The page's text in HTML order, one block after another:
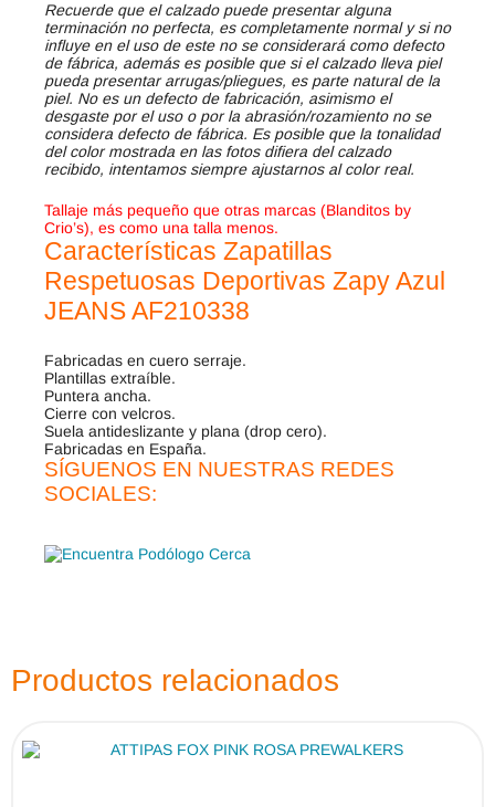
Recuerde que el calzado puede presentar alguna
terminación no perfecta, es completamente normal y si no
influye en el uso de este no se considerará como defecto
de fábrica, además es posible que si el calzado lleva piel
pueda presentar arrugas/pliegues, es parte natural de la
piel. No es un defecto de fabricación, asimismo el
desgaste por el uso o por la abrasión/rozamiento no se
considera defecto de fábrica. Es posible que la tonalidad
del color mostrada en las fotos difiera del calzado
recibido, intentamos siempre ajustarnos al color real.
Tallaje más pequeño que otras marcas (Blanditos by
Crio’s), es como una talla menos.
Características Zapatillas
Respetuosas Deportivas Zapy Azul
JEANS AF210338
Fabricadas en cuero serraje.
Plantillas extraíble.
Puntera ancha.
Cierre con velcros.
Suela antideslizante y plana (drop cero).
Fabricadas en España.
SÍGUENOS EN NUESTRAS REDES
SOCIALES:
Productos relacionados